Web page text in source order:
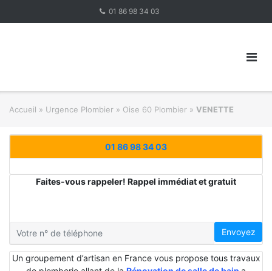
01 86 98 34 03
Accueil » Urgence Plombier » Oise 60 Plombier » VENETTE
01 86 98 34 03
Faites-vous rappeler! Rappel immédiat et gratuit
Envoyez
Un groupement d’artisan en France vous propose tous travaux